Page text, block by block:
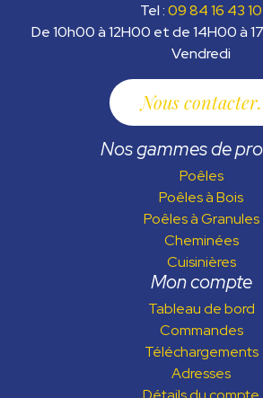
Tel :09 84 16 43 10
De 10h00 à 12H00 et de 14H00 à
Vendredi
Nous contacter
Nos gammes de
Poêles
Poêles à Bois
Poêles à Granules
Cheminées
Cuisinières
Mon compte
Tableau de bord
Commandes
Téléchargements
Adresses